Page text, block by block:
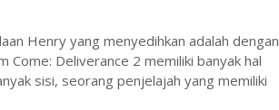
Henry yang menyedihkan adalah dengan
Come: Deliverance 2 memiliki banyak hal
sisi, seorang penjelajah yang memiliki